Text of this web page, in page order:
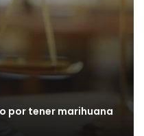
por tener marihuana